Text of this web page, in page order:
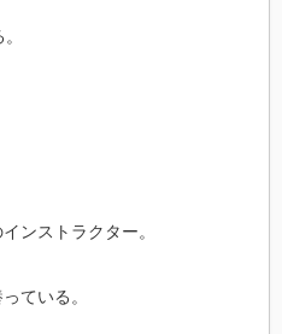
ンストラクター。
ている。